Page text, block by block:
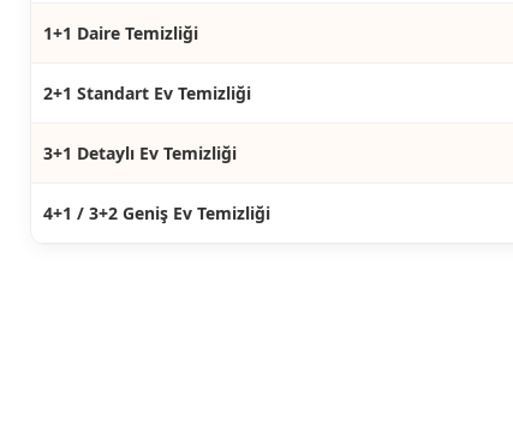
1+1 Daire Temizliği
2+1 Standart Ev Temizliği
3+1 Detaylı Ev Temizliği
4+1 / 3+2 Geniş Ev Temizliği